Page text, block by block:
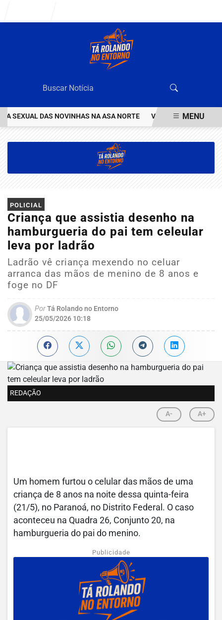
DAS NOVINHAS NA ASA NORTE VEJA QUEM ÉOMENU
POLICIAL
Criança que assistia desenho na
hamburgueria do pai tem celeular
leva por ladrão
Ladrão vê criança mexendo no celuar
arranca das mãos de menino de 8 anos e
foge no DF
PorTá Rolando no Entorno
25/05/2026 10:18
REDAÇÃO
A- A+
Um homem furtou o celular das mãos de uma
criança de 8 anos na noite dessa quinta-feira
(21/5), no Paranoá, no Distrito Federal. O caso
aconteceu na Quadra 26, Conjunto 20, na
hamburgueria do pai do menino.
Publicidade